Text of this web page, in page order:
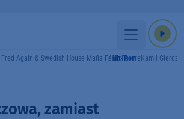
Fred Again & Swedish House Mafia Feat. Future
Hit-Port Kamil Gierczak
zamiast